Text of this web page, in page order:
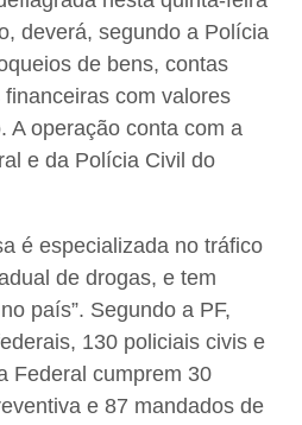
deverá, segundo a Polícia
de bens, contas
com valores
A operação conta com a
e da Polícia Civil do
é especializada no tráfico
de drogas, e tem
país”. Segundo a PF,
130 policiais civis e
Federal cumprem 30
e 87 mandados de